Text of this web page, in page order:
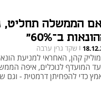
הממשלה תחליט,
ב־60%"
| שקד גרין ערבה
המועדף לנוכלים, איפה
כדי להפחיתן דרמטית - וגם